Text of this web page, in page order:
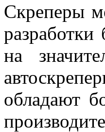
Скреперы
на
обладают